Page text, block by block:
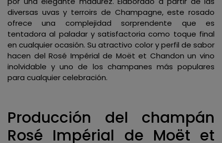
diversas uvas y terroirs de Champagne, este rosado
ofrece una complejidad sorprendente que es
tentadora al paladar y satisfactoria como toque final
en cualquier ocasión. Su atractivo color y perfil de sabor
hacen del Rosé Impérial de Moët et Chandon un vino
inolvidable y uno de los champanes más populares
para cualquier celebración.
Producción del champán
Rosé Impérial de Moët et